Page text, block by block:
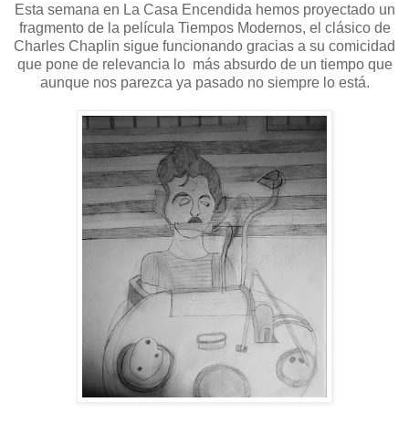
Esta semana en La Casa Encendida hemos proyectado un
fragmento de la película Tiempos Modernos, el clásico de
Charles Chaplin sigue funcionando gracias a su comicidad
que pone de relevancia lo más absurdo de un tiempo que
aunque nos parezca ya pasado no siempre lo está.